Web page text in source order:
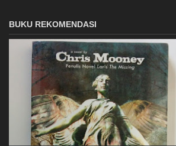
BUKU REKOMENDASI